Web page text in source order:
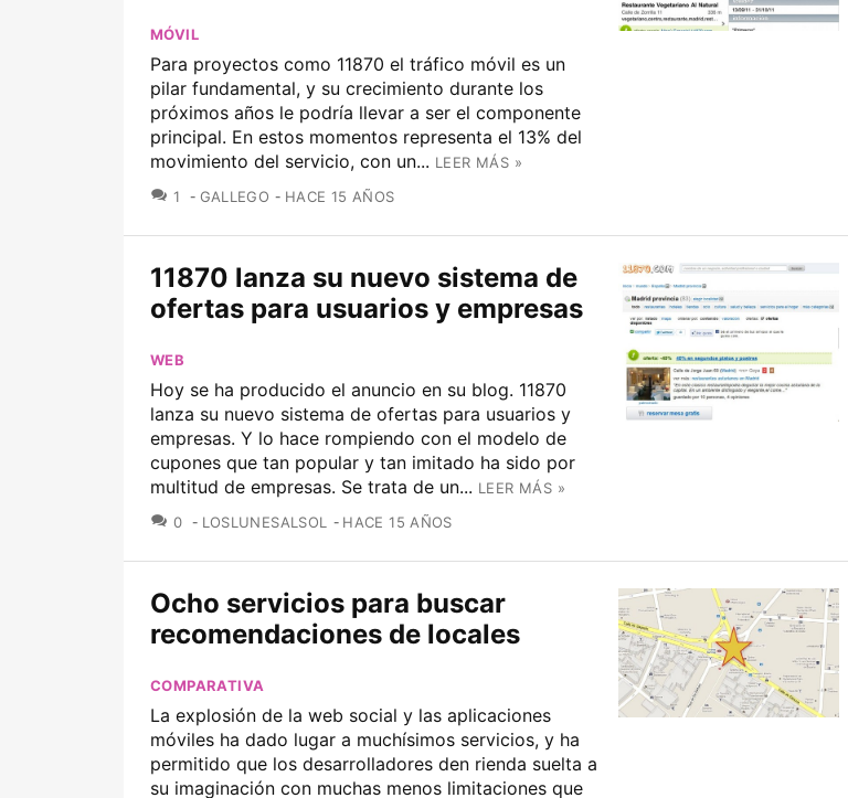
MÓVIL
Para proyectos como 11870 el tráfico móvil es un
pilar fundamental, y su crecimiento durante los
próximos años le podría llevar a ser el componente
principal. En estos momentos representa el 13% del
movimiento del servicio, con un... LEER MÁS »
1
COMENTARIOS
GALLEGO HACE 15 AÑOS
11870 lanza su nuevo sistema de
ofertas para usuarios y empresas
WEB
Hoy se ha producido el anuncio en su blog. 11870
lanza su nuevo sistema de ofertas para usuarios y
empresas. Y lo hace rompiendo con el modelo de
cupones que tan popular y tan imitado ha sido por
multitud de empresas. Se trata de un... LEER MÁS »
0 COMENTARIOS
LOSLUNESALSOL HACE 15 AÑOS
Ocho servicios para buscar
recomendaciones de locales
COMPARATIVA
La explosión de la web social y las aplicaciones
móviles ha dado lugar a muchísimos servicios, y ha
permitido que los desarrolladores den rienda suelta a
su imaginación con muchas menos limitaciones que